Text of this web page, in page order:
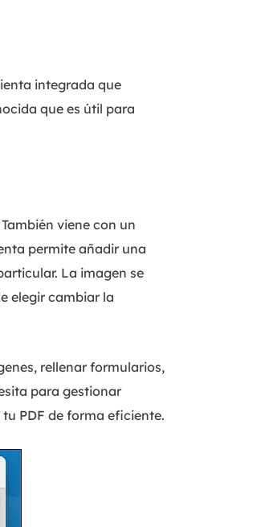
integrada que
que es útil para
viene con un
permite añadir una
La imagen se
elegir cambiar la
rellenar formularios,
para gestionar
PDF de forma eficiente.